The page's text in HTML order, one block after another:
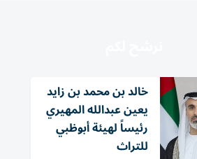
خالد بن محمد بن زايد
يعين عبدالله المهيري
رئيساً لهيئة أبوظبي
للتراث